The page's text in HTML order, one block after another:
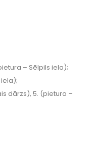
– Sēlpils iela);
dārzs), 5. (pietura –